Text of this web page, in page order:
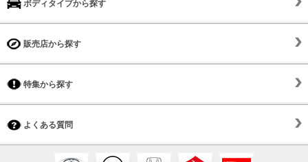
ボディタイプから探す
販売店から探す
特集から探す
よくある質問